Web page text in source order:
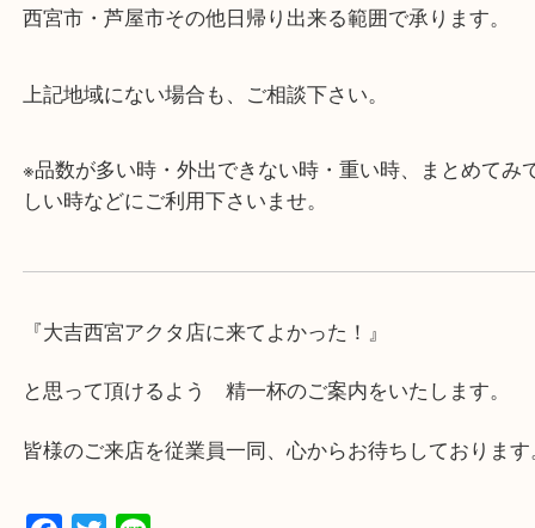
・査定中に外出可能です。ショッピングやランチ等
にも便利です。
・年中無休です！年末年始も営業しております！急
★出張買取の対応可能地域★
西宮市・芦屋市その他日帰り出来る範囲で承ります